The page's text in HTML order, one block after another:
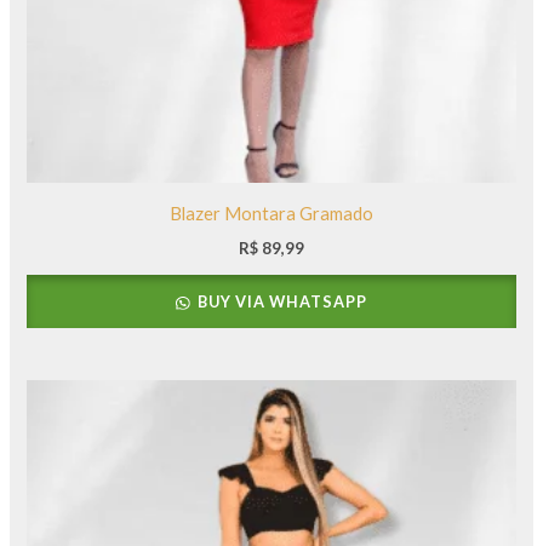
Blazer Montara Gramado
R$ 89,99
BUY VIA WHATSAPP